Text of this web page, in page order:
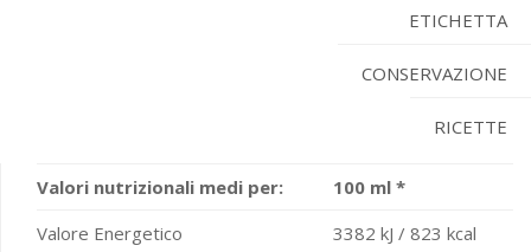
ETICHETTA
CONSERVAZIONE
RICETTE
Valori nutrizionali medi per:
100 ml *
Valore Energetico
3382 kJ / 823 kcal